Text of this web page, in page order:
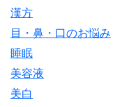
漢方
目・鼻・口のお悩み
睡眠
美容液
美白